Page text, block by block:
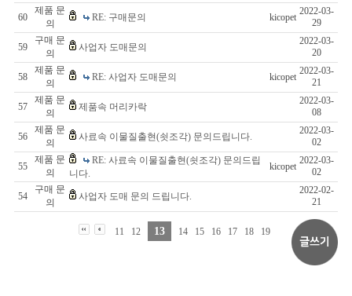
60
제품 문
의
RE: 구매문의 kicopet
2022-03-
29
59
구매 문
의
사업자 도매문의
2022-03-
20
58
제품 문
의
RE: 사업자 도매문의 kicopet
2022-03-
21
57
제품 문
의
제품속 머리카락
2022-03-
08
56
제품 문
의
사료속 이물질출현(쇳조각) 문의드립니다.
2022-03-
02
55
제품 문
의
RE: 사료속 이물질출현(쇳조각) 문의드립
니다.
kicopet
2022-03-
02
54
구매 문
의
사업자 도매 문의 드립니다.
2022-02-
21
11 12 13 14 15 16 17 18 19